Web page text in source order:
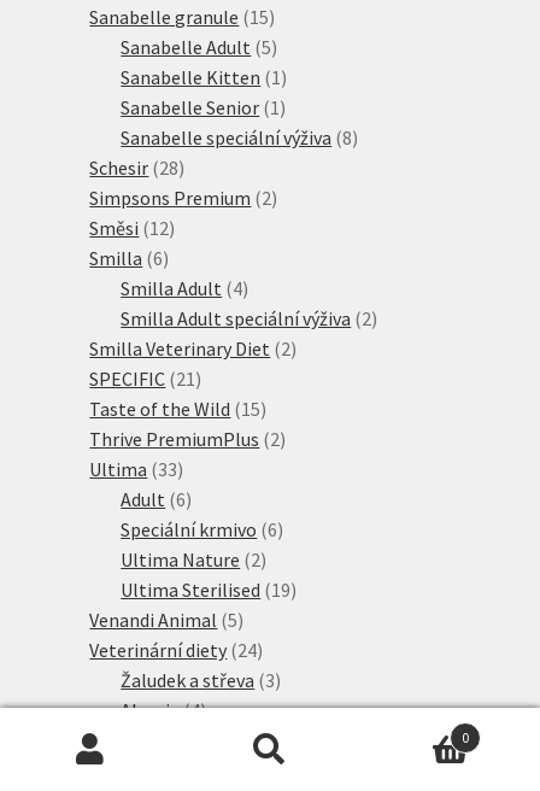
Sanabelle granule 1515
produktů
Sanabelle Adult 55
produktů
Sanabelle Kitten 1 1
produkt
Sanabelle Senior 1 1
produkt
Sanabelle speciální výživa 88
Schesir 2828
produktů
Simpsons Premium 22
Směsi 1212
Smilla 66
produktů
Smilla Adult 44
produkty
Smilla Adult speciální výživa 22
Smilla Veterinary Diet 22
SPECIFIC 21 21
produktů
Taste of the Wild 1515
produktů
Thrive PremiumPlus 22
Ultima 3333
produktů
Adult 66
produktů
Speciální krmivo 66
Ultima Nature 22
produkty
Ultima Sterilised 1919
Venandi Animal 55
produktů
Veterinární diety 2424
produktů
Žaludek a střeva 33
produkty
Alergie 44
produkty
0